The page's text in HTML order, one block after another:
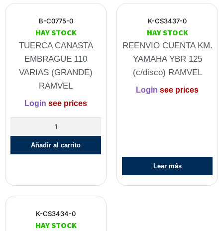
B-C0775-0
HAY STOCK
TUERCA CANASTA
EMBRAGUE 110
VARIAS (GRANDE)
RAMVEL
Login see prices
Añadir al carrito
K-CS3437-0
HAY STOCK
REENVIO CUENTA KM.
YAMAHA YBR 125
(c/disco) RAMVEL
Login see prices
Leer más
K-CS3434-0
HAY STOCK